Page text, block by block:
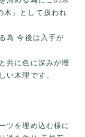
木」として扱われ
為 今後は入手が
共に色に深みが増
い木理です。
ツを埋め込む様に